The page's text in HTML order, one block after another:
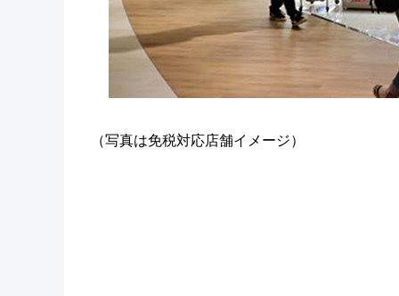
（写真は免税対応店舗イメージ）